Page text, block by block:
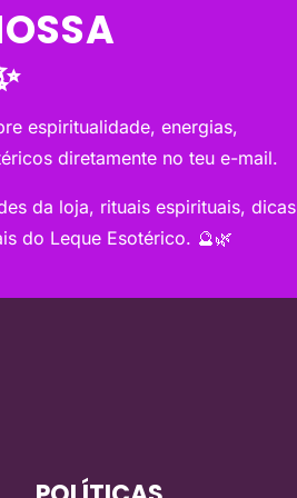
espiritualidade, energias,
diretamente no teu e-mail.
da loja, rituais espirituais, dicas
do Leque Esotérico. 🔮🌿